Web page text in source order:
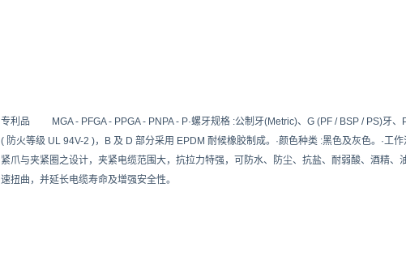
专利品 MGA - PFGA - PPGA - PNPA - P·螺牙规格 :公制牙(Metric)、G (PF / BSP / PS)牙、
( 防火等级 UL 94V-2 )，B 及 D 部分采用 EPDM 耐候橡胶制成。·颜色种类 :黑色及灰色。·工
紧爪与夹紧圈之设计，夹紧电缆范围大，抗拉力特强，可防水、防尘、抗盐、耐弱酸、酒精
速扭曲，并延长电缆寿命及增强安全性。